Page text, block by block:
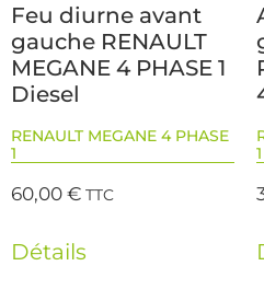
Feu diurne avant
gauche RENAULT
MEGANE 4 PHASE 1
Diesel
RENAULT MEGANE 4 PHASE
1
60,00€ TTC
Détails
1